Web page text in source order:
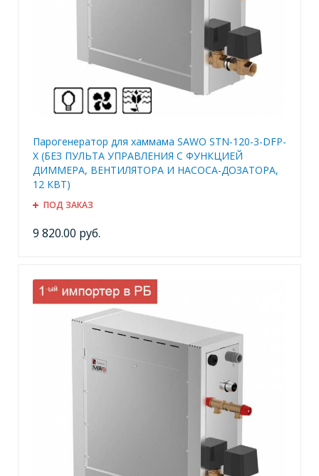
Парогенератор для хаммама SAWO STN-120-3-DFP-
X (БЕЗ ПУЛЬТА УПРАВЛЕНИЯ С ФУНКЦИЕЙ
ДИММЕРА, ВЕНТИЛЯТОРА И НАСОСА-ДОЗАТОРА,
12 КВТ)
ПОД ЗАКАЗ
9 820.00 руб.